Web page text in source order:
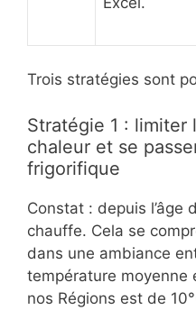
Trois stratégies sont
Stratégie 1 : limiter
chaleur et se
frigorifique
Constat : depuis l’âge
chauffe. Cela se
dans une ambiance
température moyenne
nos Régions est de